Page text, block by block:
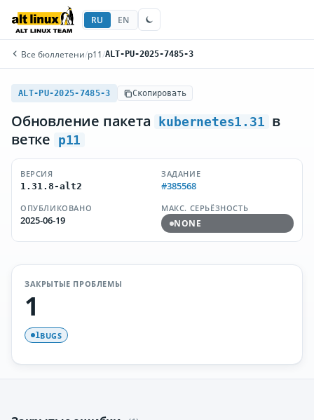
RU EN
Все бюллетени/p11 /ALT-PU-2025-7485-3
ALT-PU-2025-7485-3 Скопировать
Обновление пакета kubernetes1.31 в
ветке
p11
ВЕРСИЯ
1.31.8-alt2
ЗАДАНИЕ
#385568
ОПУБЛИКОВАНО
2025-06-19
МАКС. СЕРЬЁЗНОСТЬ
NONE
ЗАКРЫТЫЕ ПРОБЛЕМЫ
1
1BUGS